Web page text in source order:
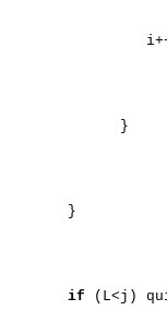
}
}
if (L<j)